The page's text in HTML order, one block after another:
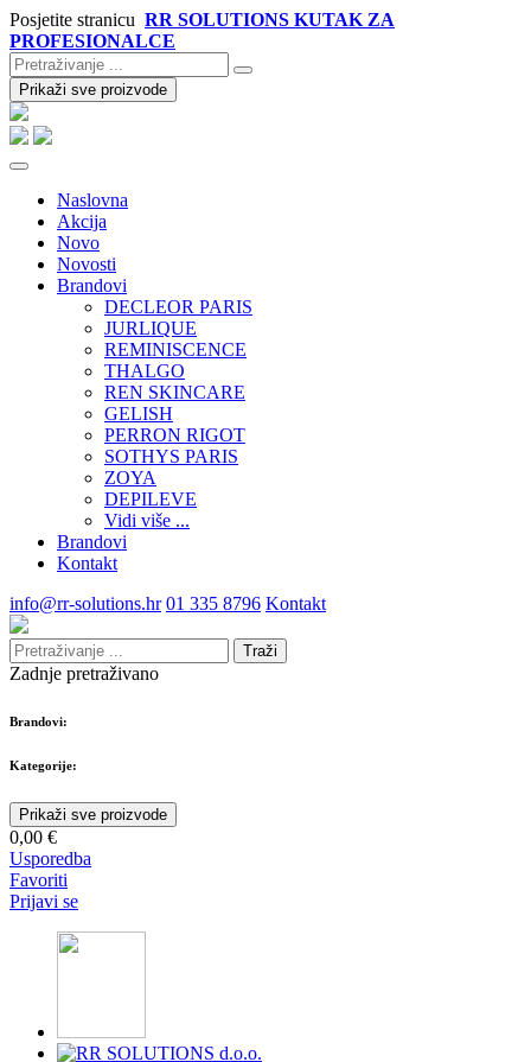
Posjetite stranicu RR SOLUTIONS KUTAK ZA
PROFESIONALCE
Prikaži sve proizvode
Naslovna
Akcija
Novo
Novosti
Brandovi
DECLEOR PARIS
JURLIQUE
REMINISCENCE
THALGO
REN SKINCARE
GELISH
PERRON RIGOT
SOTHYS PARIS
ZOYA
DEPILEVE
Vidi više ...
Brandovi
Kontakt
info@rr-solutions.hr 01 335 8796 Kontakt
Traži
Zadnje pretraživano
Brandovi:
Kategorije:
Prikaži sve proizvode
0,00 €
Usporedba
Favoriti
Prijavi se